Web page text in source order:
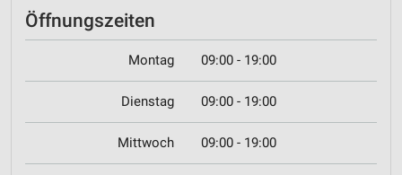
Öffnungszeiten
Montag 09:00 - 19:00
Dienstag 09:00 - 19:00
Mittwoch 09:00 - 19:00